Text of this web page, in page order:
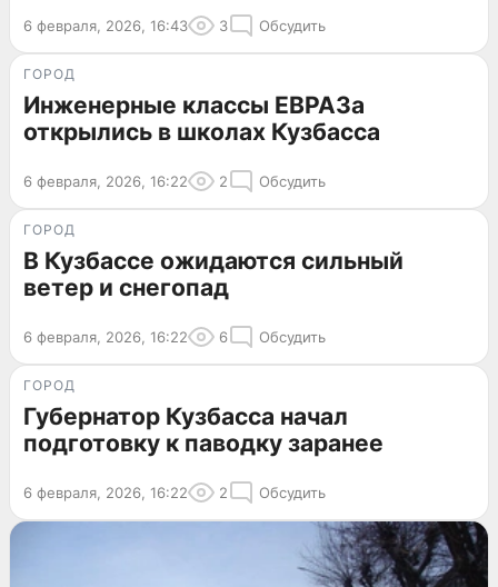
6 февраля, 2026, 16:43 3 Обсудить
ГОРОД
Инженерные классы ЕВРАЗа
открылись в школах Кузбасса
6 февраля, 2026, 16:22 2 Обсудить
ГОРОД
В Кузбассе ожидаются сильный
ветер и снегопад
6 февраля, 2026, 16:22 6 Обсудить
ГОРОД
Губернатор Кузбасса начал
подготовку к паводку заранее
6 февраля, 2026, 16:22 2 Обсудить